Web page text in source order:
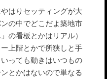
はりセッティングが大
の中でどこだよ築地市
の看板とかはリアル）
上階とかで所狭しと手
っても動きはいつもの
とかはないので単なる